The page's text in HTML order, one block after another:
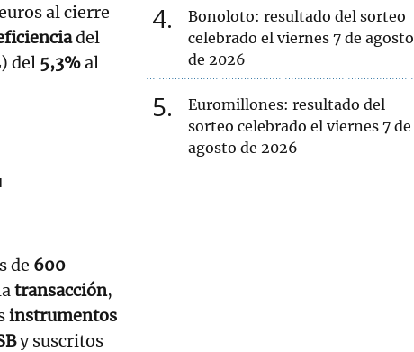
al cierre
del
) del 5,3%al
de 600
transacción,
instrumentos
y suscritos
4
Bonoloto: resultado del sorteo
celebrado el viernes 7 de agosto
de 2026
5
Euromillones: resultado del
sorteo celebrado el viernes 7 de
agosto de 2026